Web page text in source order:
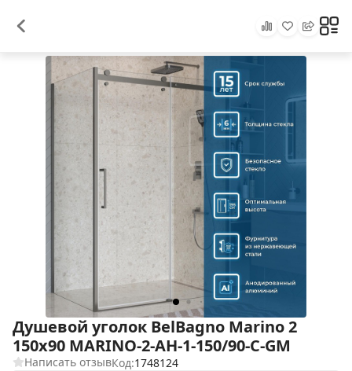
Душевой уголок BelBagno Marino 2
150x90 MARINO-2-AH-1-150/90-C-GM
Написать отзывКод:1748124